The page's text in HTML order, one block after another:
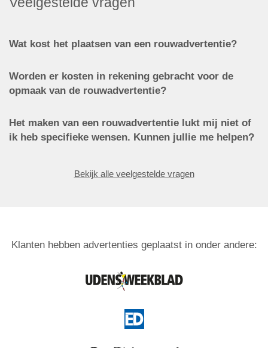
Wat kost het plaatsen van een rouwadvertentie?
Worden er kosten in rekening gebracht voor de
opmaak van de rouwadvertentie?
Het maken van een rouwadvertentie lukt mij niet of
ik heb specifieke wensen. Kunnen jullie me helpen?
Bekijk alle veelgestelde vragen
Klanten hebben advertenties geplaatst in onder andere: